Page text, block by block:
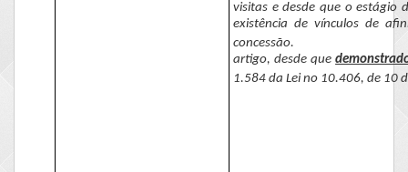
visitas e desde que o estágio
existência de vínculos de
concessão.
artigo, desde que
1.584 da Lei no 10.406, de 10